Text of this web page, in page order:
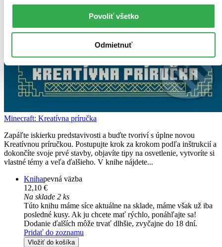
Povoliť všetko
Odmietnuť
Minecraft: Kreatívna príručka
Zapáľte iskierku predstavivosti a buďte tvoriví s úplne novou
Kreatívnou príručkou. Postupujte krok za krokom podľa inštrukcií a
dokončíte svoje prvé stavby, objavíte tipy na osvetlenie, vytvoríte si
vlastné témy a veľa ďalšieho. V knihe nájdete...
Knihapevná väzba
12,10 €
Na sklade 2 ks
Túto knihu máme síce aktuálne na sklade, máme však už iba
posledné kusy. Ak ju chcete mať rýchlo, ponáhľajte sa!
Dodanie ďalších môže trvať dlhšie, zvyčajne do 18 dní.
Pridať do zoznamu
Vložiť do košíka